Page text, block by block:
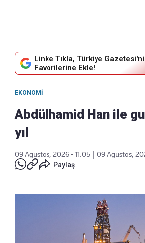
Linke Tıkla, Türkiye
Favorilerine Ekle!
EKONOMI
Abdülhamid Han ile
yıl
09 Ağustos, 2026 - 11:05
09 Ağustos,
Paylaş